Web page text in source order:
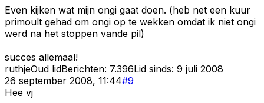
Even kijken wat mijn ongi gaat doen. (heb net een kuur
primoult gehad om ongi op te wekken omdat ik niet ongi
werd na het stoppen vande pil)
succes allemaal!
ruthjeOud lidBerichten: 7.396Lid sinds: 9 juli 2008
26 september 2008, 11:44#9
Hee vj